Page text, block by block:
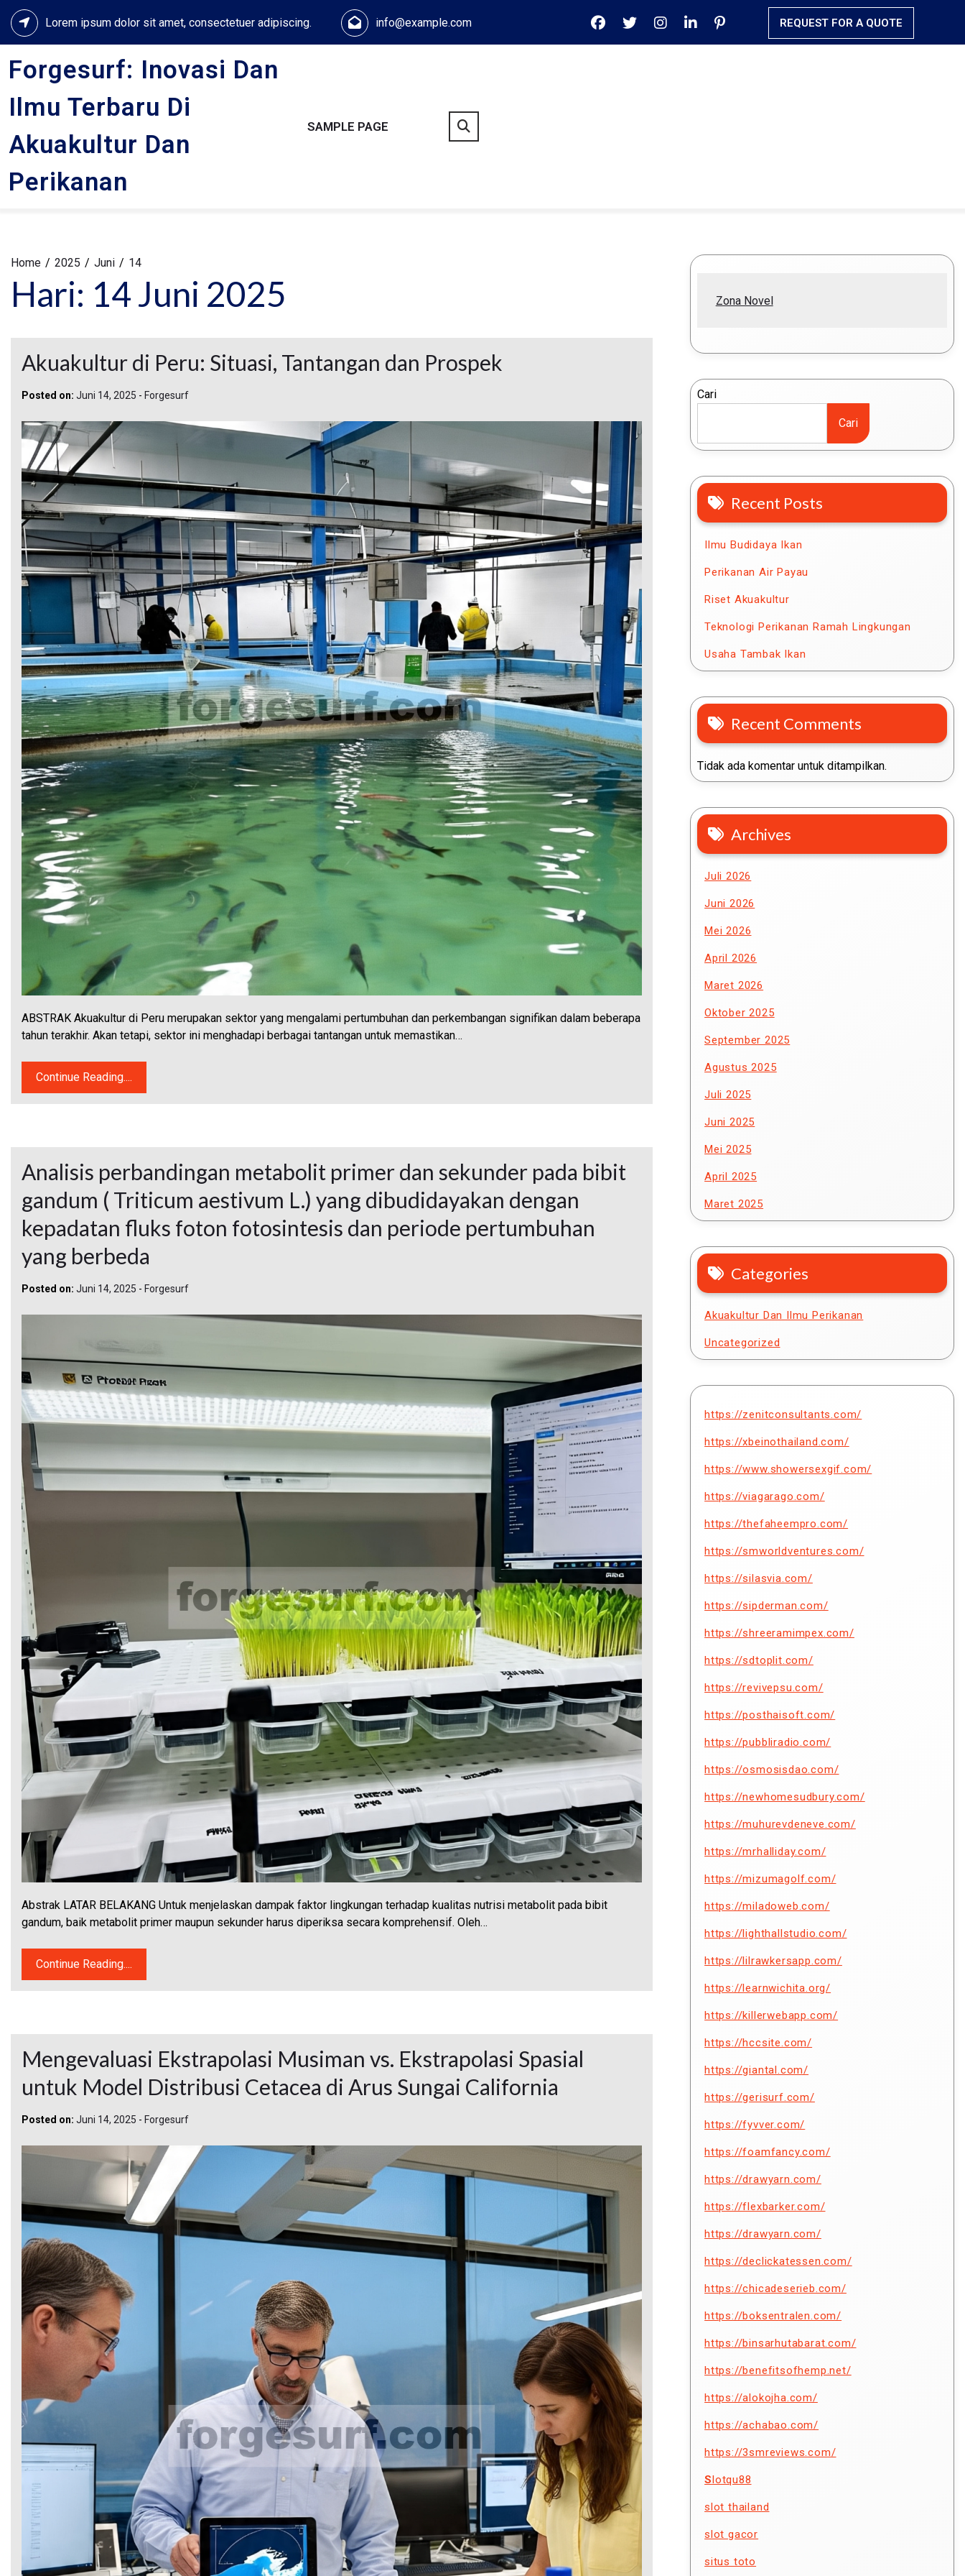
Skip
content
Lorem ipsum dolor sit amet, consectetuer adipiscing. info@example.com REQUEST FOR A QUOTE
Forgesurf: Inovasi Dan
Ilmu Terbaru Di
Akuakultur Dan
Perikanan
SAMPLE PAGE
Home 2025 Juni 14
Hari: 14 Juni 2025
Akuakultur di Peru: Situasi, Tantangan dan Prospek
Posted on: Juni 14, 2025 - Forgesurf
ABSTRAK Akuakultur di Peru merupakan sektor yang mengalami pertumbuhan dan perkembangan signifikan dalam beberapa
tahun terakhir. Akan tetapi, sektor ini menghadapi berbagai tantangan untuk memastikan…
Continue Reading....
Analisis perbandingan metabolit primer dan sekunder pada bibit
gandum ( Triticum aestivum L.) yang dibudidayakan dengan
kepadatan fluks foton fotosintesis dan periode pertumbuhan
yang berbeda
Posted on: Juni 14, 2025 - Forgesurf
Abstrak LATAR BELAKANG Untuk menjelaskan dampak faktor lingkungan terhadap kualitas nutrisi metabolit pada bibit
gandum, baik metabolit primer maupun sekunder harus diperiksa secara komprehensif. Oleh…
Continue Reading....
Mengevaluasi Ekstrapolasi Musiman vs. Ekstrapolasi Spasial
untuk Model Distribusi Cetacea di Arus Sungai California
Posted on: Juni 14, 2025 - Forgesurf
Zona Novel
Cari
Cari
Recent Posts
Ilmu Budidaya Ikan
Perikanan Air Payau
Riset Akuakultur
Teknologi Perikanan Ramah Lingkungan
Usaha Tambak Ikan
Recent Comments
Tidak ada komentar untuk ditampilkan.
Archives
Juli 2026
Juni 2026
Mei 2026
April 2026
Maret 2026
Oktober 2025
September 2025
Agustus 2025
Juli 2025
Juni 2025
Mei 2025
April 2025
Maret 2025
Categories
Akuakultur Dan Ilmu Perikanan
Uncategorized
https://zenitconsultants.com/
https://xbeinothailand.com/
https://www.showersexgif.com/
https://viagarago.com/
https://thefaheempro.com/
https://smworldventures.com/
https://silasvia.com/
https://sipderman.com/
https://shreeramimpex.com/
https://sdtoplit.com/
https://revivepsu.com/
https://posthaisoft.com/
https://pubbliradio.com/
https://osmosisdao.com/
https://newhomesudbury.com/
https://muhurevdeneve.com/
https://mrhalliday.com/
https://mizumagolf.com/
https://miladoweb.com/
https://lighthallstudio.com/
https://lilrawkersapp.com/
https://learnwichita.org/
https://killerwebapp.com/
https://hccsite.com/
https://giantal.com/
https://gerisurf.com/
https://fyvver.com/
https://foamfancy.com/
https://drawyarn.com/
https://flexbarker.com/
https://drawyarn.com/
https://declickatessen.com/
https://chicadeserieb.com/
https://boksentralen.com/
https://binsarhutabarat.com/
https://benefitsofhemp.net/
https://alokojha.com/
https://achabao.com/
https://3smreviews.com/
Slotqu88
slot thailand
slot gacor
situs toto